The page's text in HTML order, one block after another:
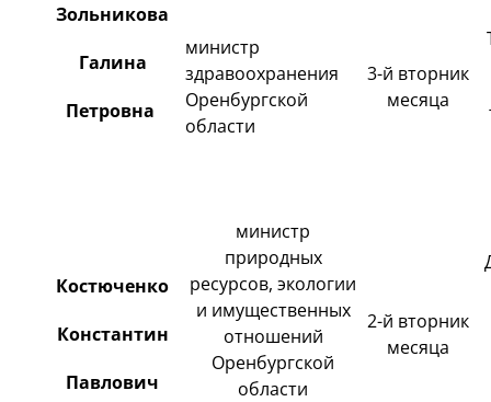
Зольникова
Галина
Петровна
министр
здравоохранения
Оренбургской
области
3-й вторник
месяца
Костюченко
Константин
Павлович
министр
природных
ресурсов, экологии
и имущественных
отношений
Оренбургской
области
2-й вторник
месяца